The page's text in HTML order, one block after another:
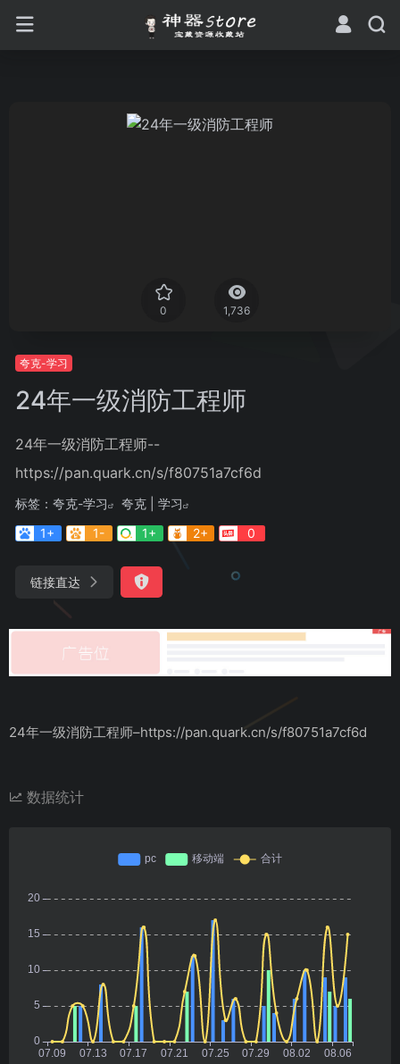
0 1,736
夸克-学习
24年一级消防工程师
24年一级消防工程师--
https://pan.quark.cn/s/f80751a7cf6d
标签： 夸克-学习
夸克 | 学习
1+
1- 1+ 2+ 0
链接直达
24年一级消防工程师–https://pan.quark.cn/s/f80751a7cf6d
数据统计
关注微信公众号：APP小站
获取各种破姐软件、精品资源及教程！